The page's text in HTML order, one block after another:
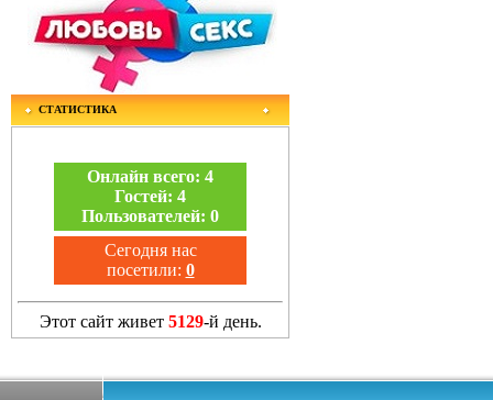
СТАТИСТИКА
Онлайн всего: 4
Гостей: 4
Пользователей: 0
Сегодня нас
посетили: 0
Этот сайт живет 5129-й день.